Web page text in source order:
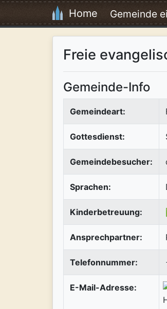
Home Gemeinde
Freie
Gemeinde-Info
Gemeindeart:
Gottesdienst:
Gemeindebesucher:
Sprachen:
Kinderbetreuung:
Ansprechpartner:
Telefonnummer:
E-Mail-Adresse: